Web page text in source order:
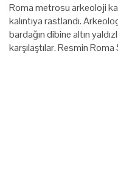
Roma metrosu arkeoloji
kalıntıya rastlandı.
bardağın dibine altın
karşılaştılar. Resmin Roma